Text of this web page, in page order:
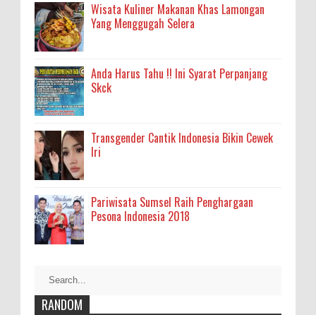
Wisata Kuliner Makanan Khas Lamongan
Yang Menggugah Selera
Anda Harus Tahu !! Ini Syarat Perpanjang
Skck
Transgender Cantik Indonesia Bikin Cewek
Iri
Pariwisata Sumsel Raih Penghargaan
Pesona Indonesia 2018
RANDOM